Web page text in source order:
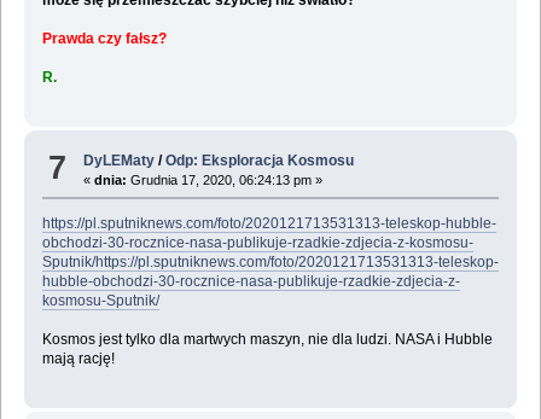
Prawda czy fałsz?
R.
7 DyLEMaty /Odp: Eksploracja Kosmosu
«dnia: Grudnia 17, 2020, 06:24:13 pm »
https://pl.sputniknews.com/foto/2020121713531313-teleskop-hubble-
obchodzi-30-rocznice-nasa-publikuje-rzadkie-zdjecia-z-kosmosu-
Sputnik/https://pl.sputniknews.com/foto/2020121713531313-teleskop-
hubble-obchodzi-30-rocznice-nasa-publikuje-rzadkie-zdjecia-z-
kosmosu-Sputnik/
Kosmos jest tylko dla martwych maszyn, nie dla ludzi. NASA i Hubble
mają rację!